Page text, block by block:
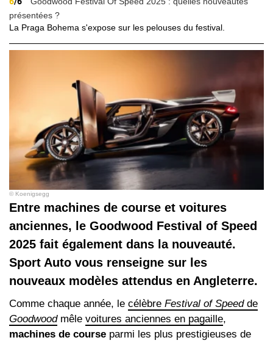
présentées ?
La Praga Bohema s'expose sur les pelouses du festival.
© Koenigsegg
Entre machines de course et voitures
anciennes, le Goodwood Festival of Speed
2025 fait également dans la nouveauté.
Sport Auto vous renseigne sur les
nouveaux modèles attendus en Angleterre.
Comme chaque année, le célèbre Festival of Speedde
Goodwoodmêle voitures anciennes en pagaille,
machines de course parmi les plus prestigieuses de